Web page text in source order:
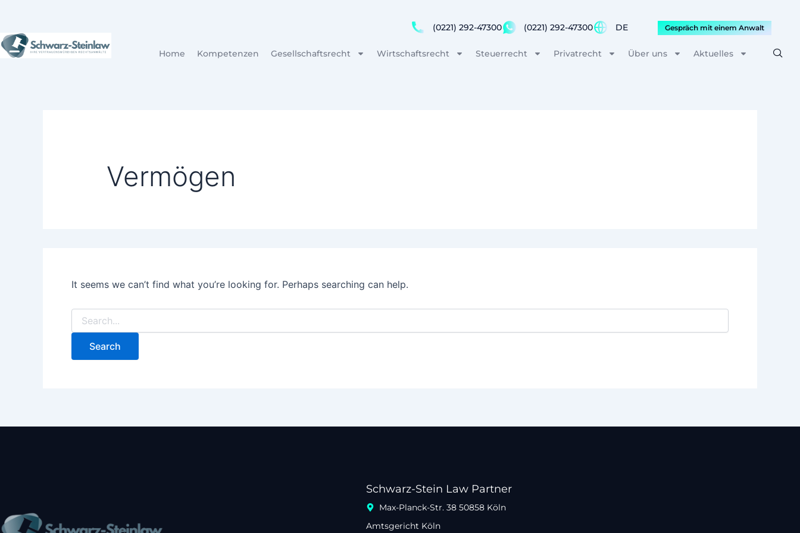
content
(0221) 292-47300 (0221) 292-47300 DE Gespräch mit einem Anwalt
Home Kompetenzen Gesellschaftsrecht Wirtschaftsrecht Steuerrecht Privatrecht Über uns Aktuelles
Vermögen
It seems we can’t find what you’re looking for. Perhaps searching can help.
Schwarz-Stein Law Partner
Max-Planck-Str. 38 50858 Köln
Amtsgericht Köln